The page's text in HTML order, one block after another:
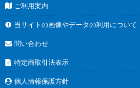
ご利用案内
当サイトの画像やデータの利用について
問い合わせ
特定商取引法表示
個人情報保護方針